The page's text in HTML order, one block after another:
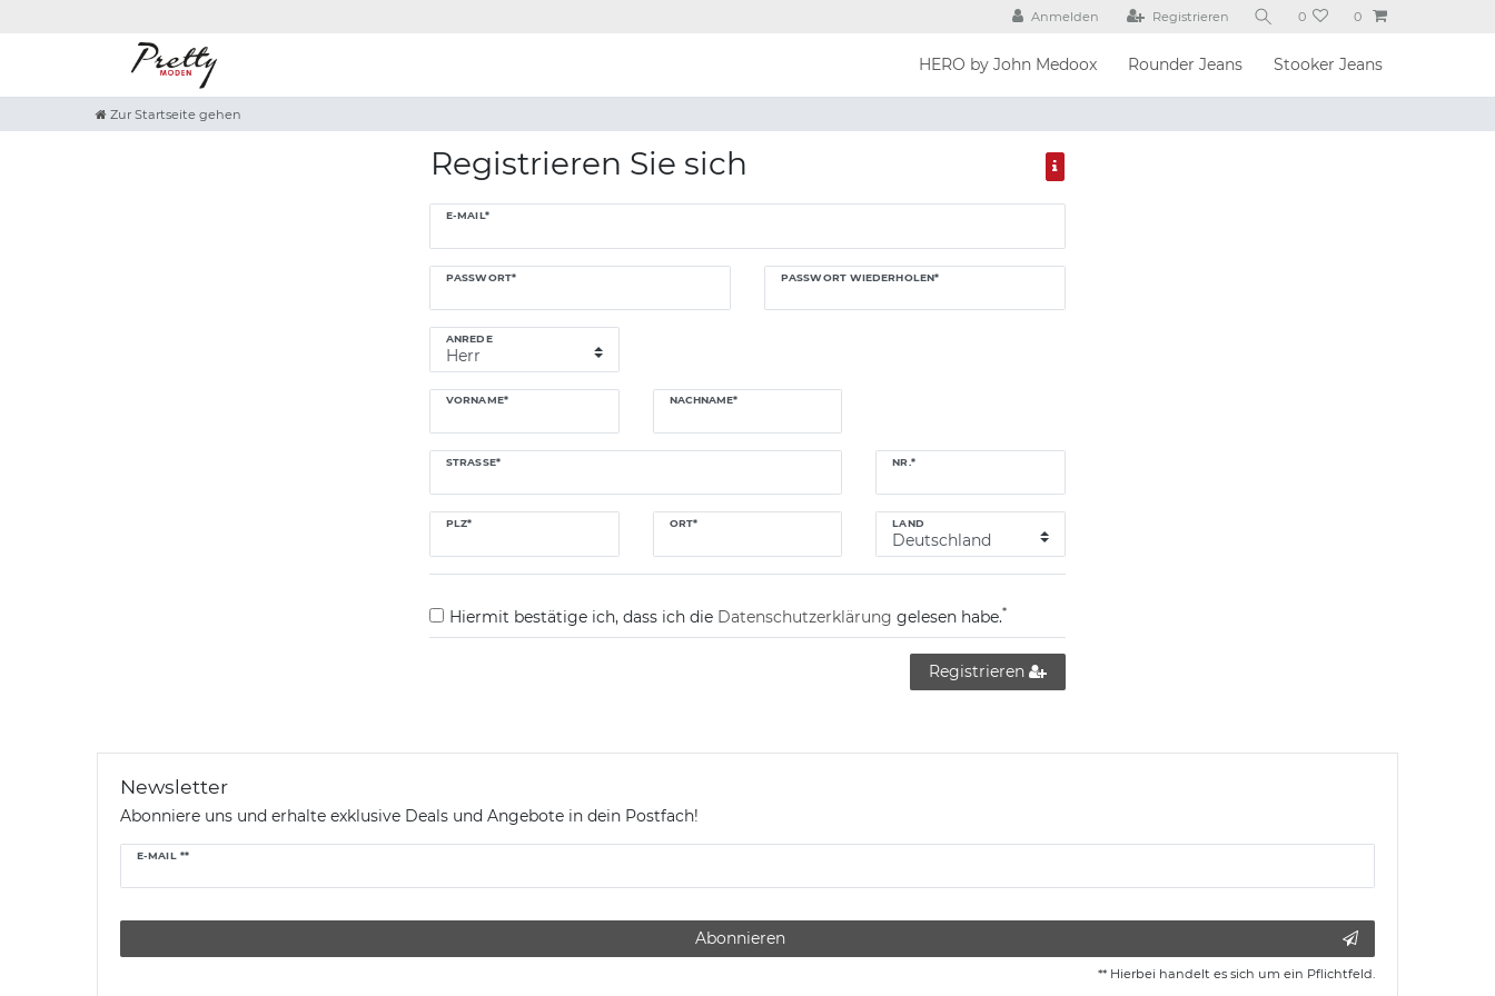
Anmelden Registrieren 0 0
HERO by John Medoox Rounder Jeans Stooker Jeans
Zur Startseite gehen
Registrieren Sie sich
E-MAIL*
PASSWORT* PASSWORT WIEDERHOLEN*
Honig
ANREDE
VORNAME* NACHNAME*
STRASSE* NR.*
PLZ* ORT* LAND
Hiermit bestätige ich, dass ich die Daten­schutz­erklärung gelesen habe.*
Registrieren
Newsletter
Abonniere uns und erhalte exklusive Deals und Angebote in dein Postfach!
E-MAIL **
Newsletter
Abonnieren
** Hierbei handelt es sich um ein Pflichtfeld.